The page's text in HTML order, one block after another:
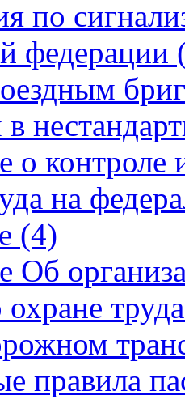
по
федерации
в
о контроле
на
(4)
Об
правила